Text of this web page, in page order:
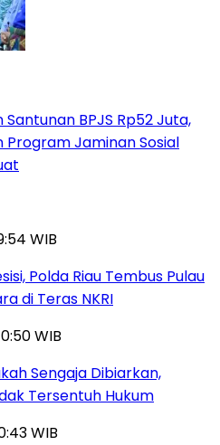
BPJS Rp52 Juta,
Jaminan Sosial
WIB
Polda Riau Tembus Pulau
di Teras NKRI
WIB
Sengaja Dibiarkan,
Tersentuh Hukum
WIB